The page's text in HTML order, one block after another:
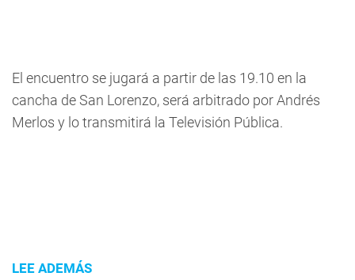
El encuentro se jugará a partir de las 19.10 en la
cancha de San Lorenzo, será arbitrado por Andrés
Merlos y lo transmitirá la Televisión Pública.
LEE ADEMÁS